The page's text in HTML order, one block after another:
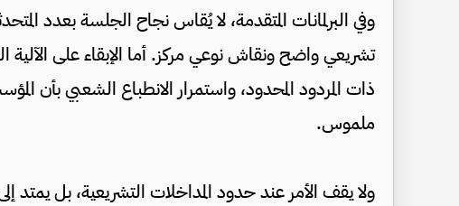
وفي البرلمانات المتقدمة، لا يُقاس نجاح الجلسة بعدد
تشريعي واضح ونقاش نوعي مركز. أما الإبقاء على الآلية
ذات المردود المحدود، واستمرار الانطباع الشعبي بأن
ملموس.
ولا يقف الأمر عند حدود المداخلات التشريعية، بل